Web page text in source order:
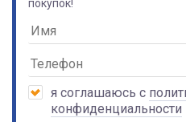
покупок!
я соглашаюсь с
конфиденциальности